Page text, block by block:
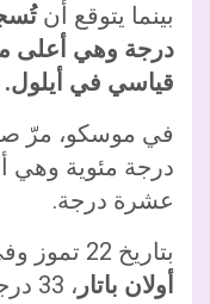
بينما يتوقع أن
قياسي في أيلول.
درجة مئوية وهي
عشرة درجة.
بتاريخ 22 تموز وفي
أولان باتار ، 33 درجة مئوية ورقم قياسي جديد!